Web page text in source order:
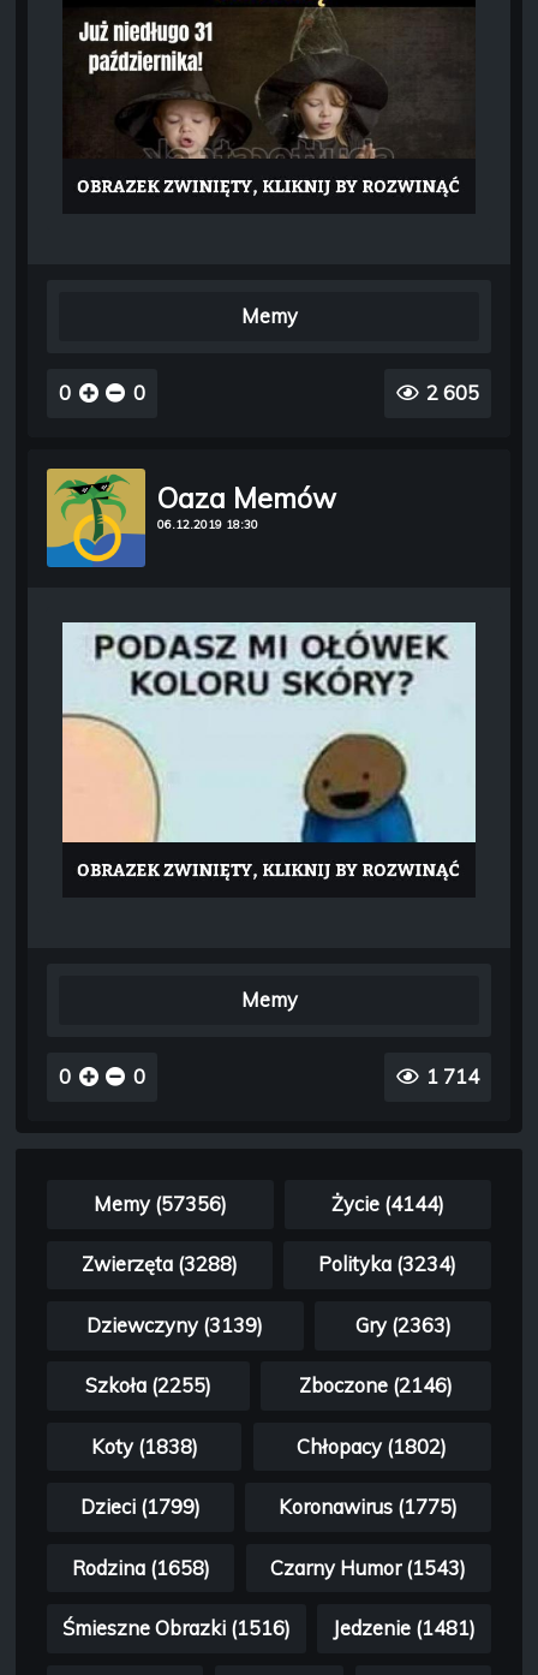
Memy
0 0 2 605
Oaza Memów
06.12.2019 18:30
Memy
0 0 1 714
Memy (57356) Życie (4144)
Zwierzęta (3288) Polityka (3234)
Dziewczyny (3139) Gry (2363)
Szkoła (2255) Zboczone (2146)
Koty (1838) Chłopacy (1802)
Dzieci (1799) Koronawirus (1775)
Rodzina (1658) Czarny Humor (1543)
Śmieszne Obrazki (1516) Jedzenie (1481)